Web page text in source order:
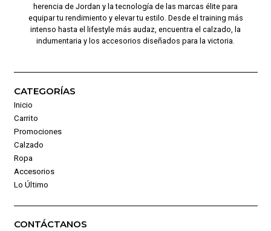
herencia de Jordan y la tecnología de las marcas élite para
equipar tu rendimiento y elevar tu estilo. Desde el training más
intenso hasta el lifestyle más audaz, encuentra el calzado, la
indumentaria y los accesorios diseñados para la victoria.
CATEGORÍAS
Inicio
Carrito
Promociones
Calzado
Ropa
Accesorios
Lo Último
CONTÁCTANOS